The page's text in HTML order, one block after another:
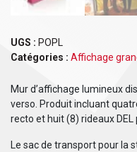
UGS : POPL
Catégories : Affichage
Mur d’affichage lumineux
verso. Produit incluant
recto et huit (8) rideaux
Le sac de transport pour la